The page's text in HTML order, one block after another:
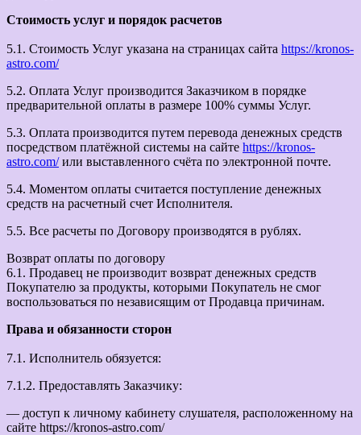
Стоимость услуг и порядок расчетов
5.1. Стоимость Услуг указана на страницах сайта https://kronos-
astro.com/
5.2. Оплата Услуг производится Заказчиком в порядке
предварительной оплаты в размере 100% суммы Услуг.
5.3. Оплата производится путем перевода денежных средств
посредством платёжной системы на сайте https://kronos-
astro.com/или выставленного счёта по электронной почте.
5.4. Моментом оплаты считается поступление денежных
средств на расчетный счет Исполнителя.
5.5. Все расчеты по Договору производятся в рублях.
Возврат оплаты по договору
6.1. Продавец не производит возврат денежных средств
Покупателю за продукты, которыми Покупатель не смог
воспользоваться по независящим от Продавца причинам.
Права и обязанности сторон
7.1. Исполнитель обязуется:
7.1.2. Предоставлять Заказчику:
— доступ к личному кабинету слушателя, расположенному на
сайте https://kronos-astro.com/